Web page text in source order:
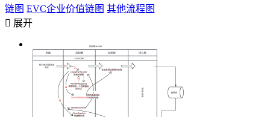
链图 EVC企业价值链图 其他流程图
 展开